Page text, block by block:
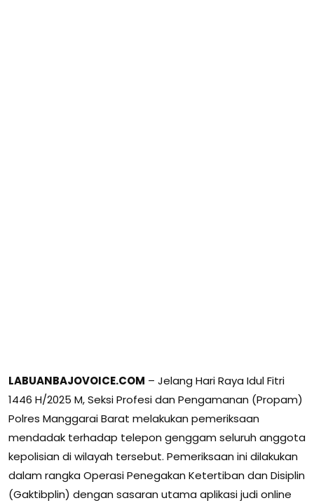
LABUANBAJOVOICE.COM – Jelang Hari Raya Idul Fitri
1446 H/2025 M, Seksi Profesi dan Pengamanan (Propam)
Polres Manggarai Barat melakukan pemeriksaan
mendadak terhadap telepon genggam seluruh anggota
kepolisian di wilayah tersebut. Pemeriksaan ini dilakukan
dalam rangka Operasi Penegakan Ketertiban dan Disiplin
(Gaktibplin) dengan sasaran utama aplikasi judi online